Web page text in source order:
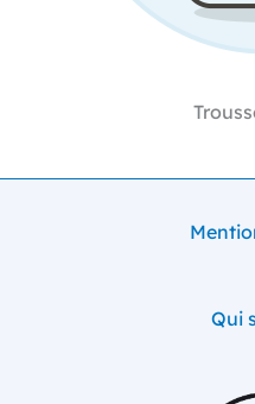
Qui